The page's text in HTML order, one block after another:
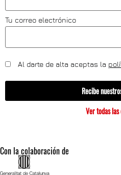
Tu correo electrónico
Al darte de alta aceptas la
Recibe
Ver todas las
Con la colaboración de